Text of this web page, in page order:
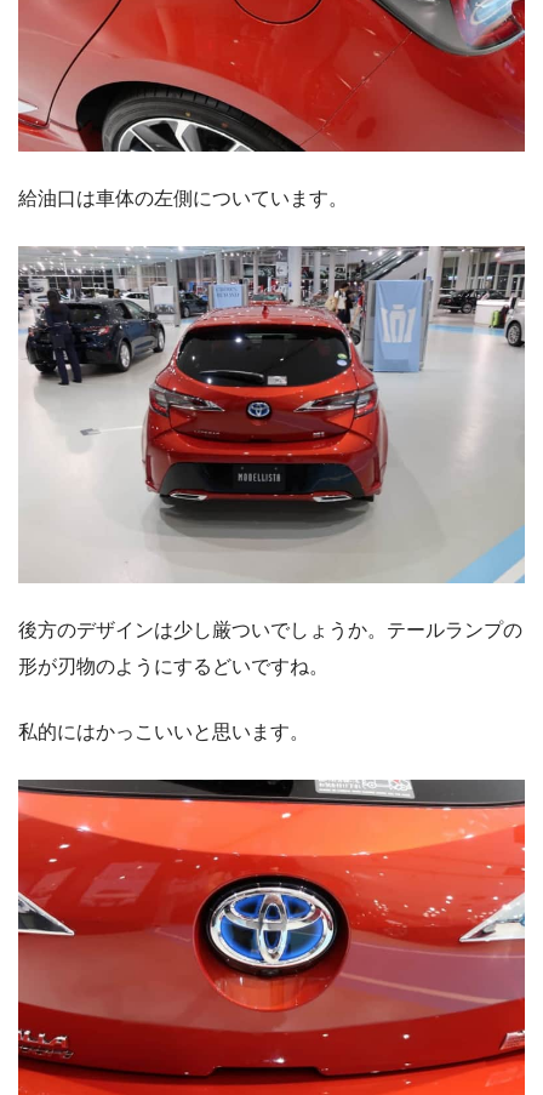
給油口は車体の左側についています。
後方のデザインは少し厳ついでしょうか。テールランプの
形が刃物のようにするどいですね。
私的にはかっこいいと思います。